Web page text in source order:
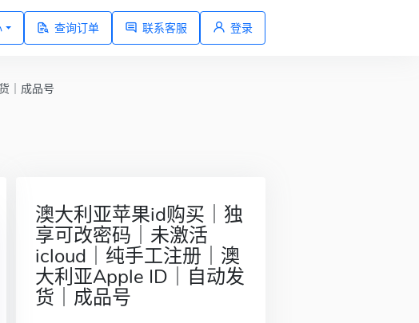
查询订单 联系客服 登录
｜成品号
澳大利亚苹果id购买｜独
享可改密码｜未激活
icloud｜纯手工注册｜澳
大利亚Apple ID｜自动发
货｜成品号